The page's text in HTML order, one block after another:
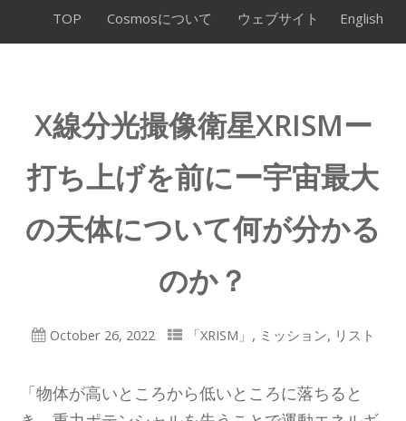
TOP Cosmosについて ウェブサイト English
X線分光撮像衛星XRISMー
打ち上げを前にー宇宙最大
の天体について何が分かる
のか？
October 26, 2022 「XRISM」 , ミッション, リスト
「物体が高いところから低いところに落ちると